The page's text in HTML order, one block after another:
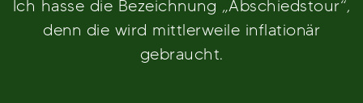
Ich hasse die Bezeichnung „Abschiedstour“,
denn die wird mittlerweile inflationär
gebraucht.